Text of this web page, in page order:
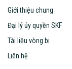
Giới thiệu chung
Đại lý ủy quyền SKF
Tài liệu vòng bi
Liên hệ